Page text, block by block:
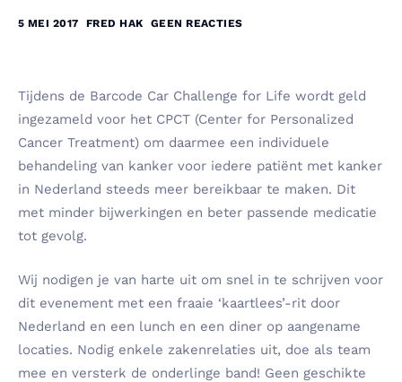
5 MEI 2017 FRED HAK GEEN REACTIES
Tijdens de Barcode Car Challenge for Life wordt geld
ingezameld voor het CPCT (Center for Personalized
Cancer Treatment) om daarmee een individuele
behandeling van kanker voor iedere patiënt met kanker
in Nederland steeds meer bereikbaar te maken. Dit
met minder bijwerkingen en beter passende medicatie
tot gevolg.
Wij nodigen je van harte uit om snel in te schrijven voor
dit evenement met een fraaie ‘kaartlees’-rit door
Nederland en een lunch en een diner op aangename
locaties. Nodig enkele zakenrelaties uit, doe als team
mee en versterk de onderlinge band! Geen geschikte